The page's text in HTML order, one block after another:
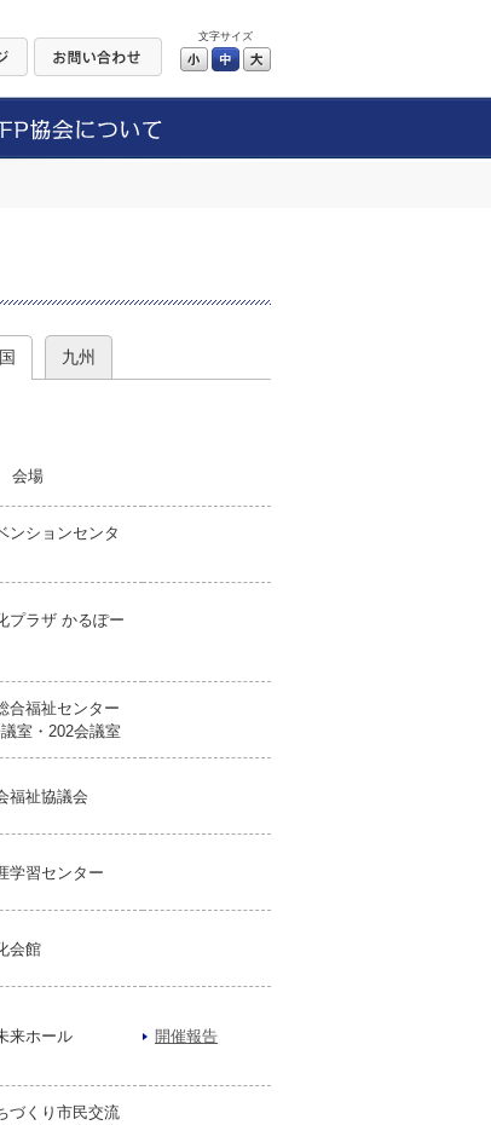
文字サイズ
小 中
九州
会場
ンションセンタ
プラザ かるぽー
合福祉センター
室・202会議室
福祉協議会
学習センター
会館
来ホール 開催報告
づくり市民交流